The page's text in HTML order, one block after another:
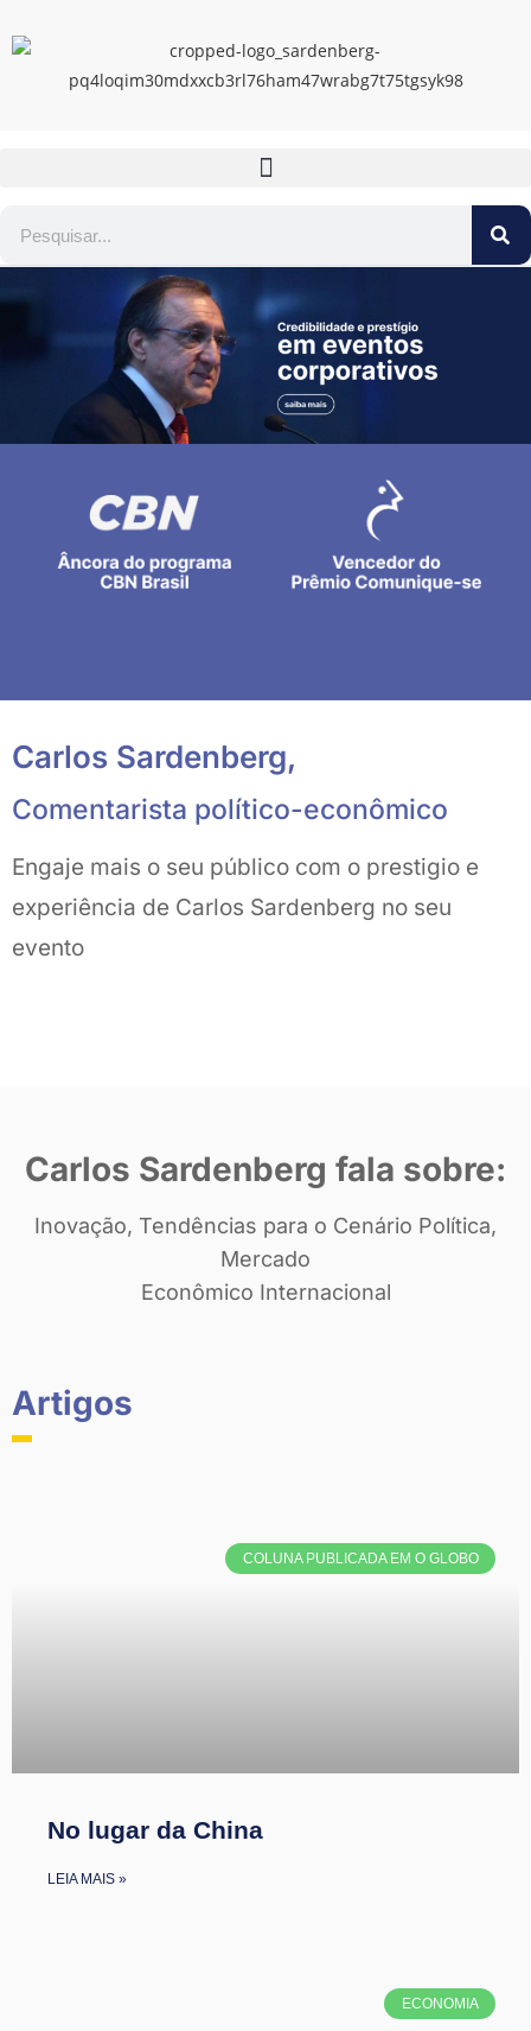
Carlos Sardenberg,
Comentarista político-econômico
Engaje mais o seu público com o prestigio e
experiência de Carlos Sardenberg no seu
evento
Carlos Sardenberg fala sobre:
Inovação, Tendências para o Cenário Política,
Mercado
Econômico Internacional
Artigos
COLUNA PUBLICADA EM O GLOBO
No lugar da China
LEIA MAIS »
ECONOMIA